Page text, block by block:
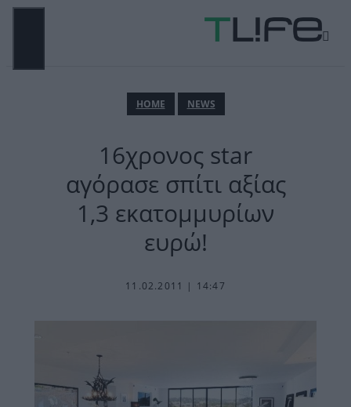
Μετάβαση
ΗΟΜΕ NEWS
16χρονος star
αγόρασε σπίτι αξίας
1,3 εκατομμυρίων
ευρώ!
11.02.2011 | 14:47